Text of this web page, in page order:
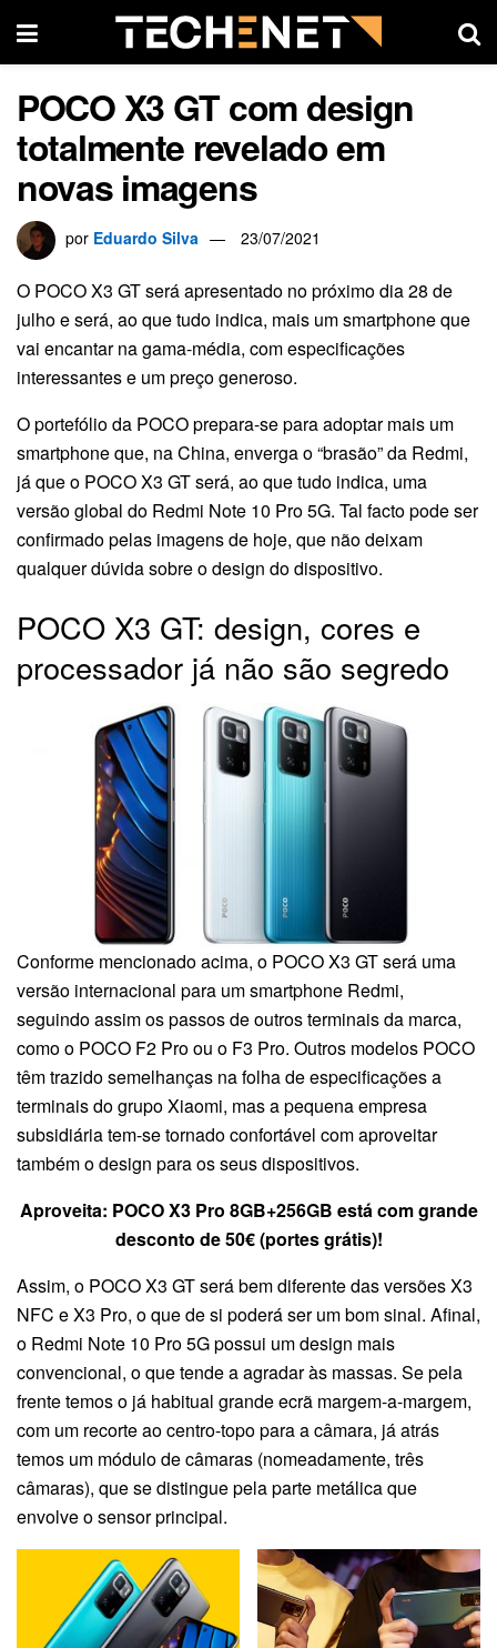
POCO X3 GT com design
totalmente revelado em
novas imagens
por Eduardo Silva 23/07/2021
O POCO X3 GT será apresentado no próximo dia 28 de
julho e será, ao que tudo indica, mais um smartphone que
vai encantar na gama-média, com especificações
interessantes e um preço generoso.
O portefólio da POCO prepara-se para adoptar mais um
smartphone que, na China, enverga o “brasão” da Redmi,
já que o POCO X3 GT será, ao que tudo indica, uma
versão global do Redmi Note 10 Pro 5G. Tal facto pode ser
confirmado pelas imagens de hoje, que não deixam
qualquer dúvida sobre o design do dispositivo.
POCO X3 GT: design, cores e
processador já não são segredo
Conforme mencionado acima, o POCO X3 GT será uma
versão internacional para um smartphone Redmi,
seguindo assim os passos de outros terminais da marca,
como o POCO F2 Pro ou o F3 Pro. Outros modelos POCO
têm trazido semelhanças na folha de especificações a
terminais do grupo Xiaomi, mas a pequena empresa
subsidiária tem-se tornado confortável com aproveitar
também o design para os seus dispositivos.
Aproveita: POCO X3 Pro 8GB+256GB está com grande
desconto de 50€ (portes grátis)!
Assim, o POCO X3 GT será bem diferente das versões X3
NFC e X3 Pro, o que de si poderá ser um bom sinal. Afinal,
o Redmi Note 10 Pro 5G possui um design mais
convencional, o que tende a agradar às massas. Se pela
frente temos o já habitual grande ecrã margem-a-margem,
com um recorte ao centro-topo para a câmara, já atrás
temos um módulo de câmaras (nomeadamente, três
câmaras), que se distingue pela parte metálica que
envolve o sensor principal.